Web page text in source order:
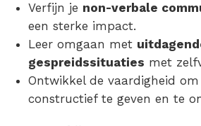
Verfijn je non-verbale
een sterke impact.
Leer omgaan met
gespreidssituaties met
Ontwikkel de vaardigheid om
constructief te geven en te